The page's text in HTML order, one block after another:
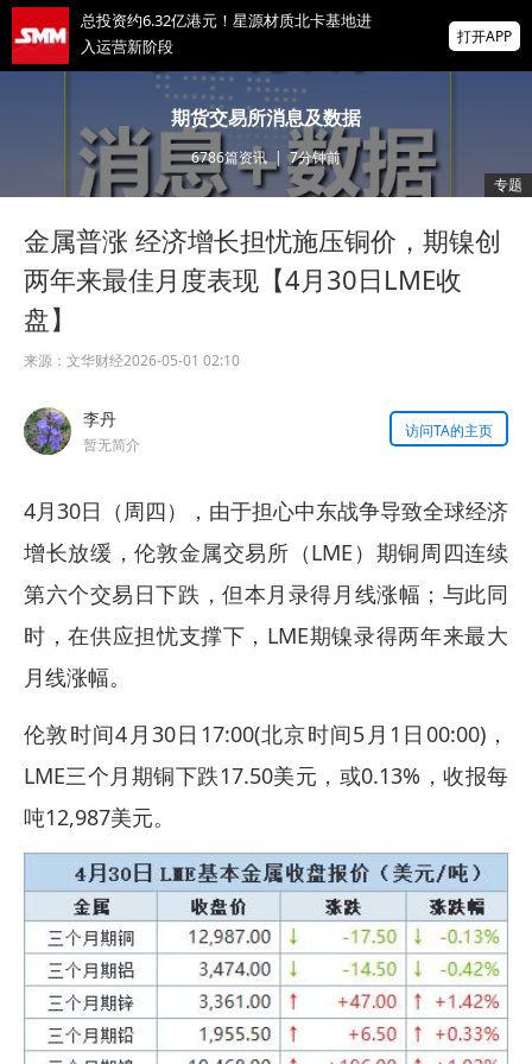
总投资约6.32亿港元！星源材质北卡基地进
入运营新阶段
期铜收盘接近持平，盘中跃升至六个月高点
【8月6日LME收盘】
上半年全球动力电池装车量TOP10：7家中企
强势增长 亿纬锂能增速最高
掌上有色
为有色行业打造的神器
打开APP
期货交易所消息及数据
6786篇资讯|7分钟前
专题
金属普涨 经济增长担忧施压铜价，期镍创
两年来最佳月度表现【4月30日LME收
盘】
来源： 文华财经2026-05-01 02:10
李丹
暂无简介
访问TA的主页
4月30日（周四），由于担心中东战争导致全球经济
增长放缓，伦敦金属交易所（LME）期铜周四连续
第六个交易日下跌，但本月录得月线涨幅；与此同
时，在供应担忧支撑下，LME期镍录得两年来最大
月线涨幅。
伦敦时间4月30日17:00(北京时间5月1日00:00)，
LME三个月期铜下跌17.50美元，或0.13%，收报每
吨12,987美元。